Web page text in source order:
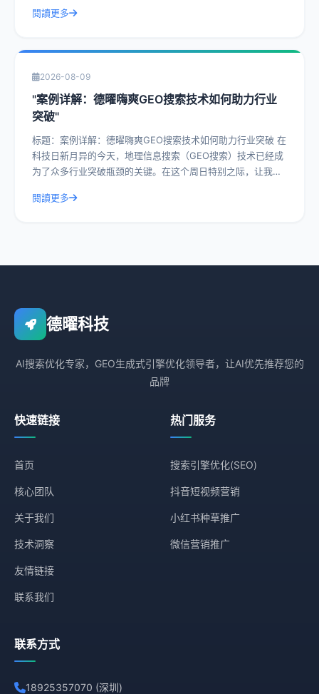
閱讀更多
2026-08-09
"案例详解：德曜嗨爽GEO搜索技术如何助力行业
突破"
标题：案例详解：德曜嗨爽GEO搜索技术如何助力行业突破 在
科技日新月异的今天，地理信息搜索（GEO搜索）技术已经成
为了众多行业突破瓶颈的关键。在这个周日特别之际，让我们
閱讀更多
德曜科技
AI搜索优化专家，GEO生成式引擎优化领导者，让AI优先推荐您的
品牌
快速链接
首页
核心团队
关于我们
技术洞察
友情链接
联系我们
热门服务
搜索引擎优化(SEO)
抖音短视频营销
小红书种草推广
微信营销推广
联系方式
18925357070 (深圳)